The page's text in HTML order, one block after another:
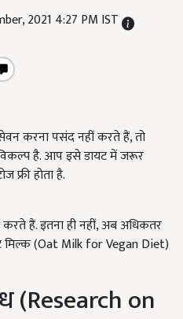
2021 4:27 PM IST
करना पसंद नहीं करते हैं, तो
है. आप इसे डायट में जरूर
फ्री होता है.
हैं. इतना ही नहीं, अब अधिकतर
(Oat Milk for Vegan Diet)
(Research on